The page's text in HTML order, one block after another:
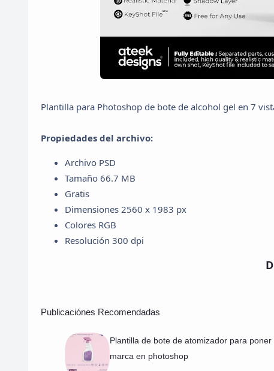
Plantilla para Photoshop de bote de alcohol gel en 7
Propiedades del archivo:
Archivo PSD
Tamaño 66.7 MB
Gratis
Dimensiones 2560 x 1983 px
Colores RGB
Resolución 300 dpi
Publicaciónes Recomendadas
Plantilla de bote de atomizador para poner
marca en photoshop